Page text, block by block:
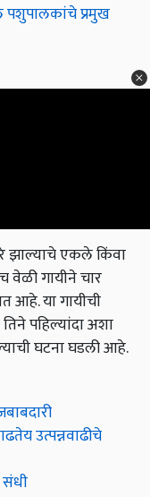
पशुपालकांचे प्रमुख
झाल्याचे एकले किंवा
गायीने चार
आहे. या गायीची
पहिल्यांदा अशा
घटना घडली आहे.
उत्पन्नवाढीचे
संधी